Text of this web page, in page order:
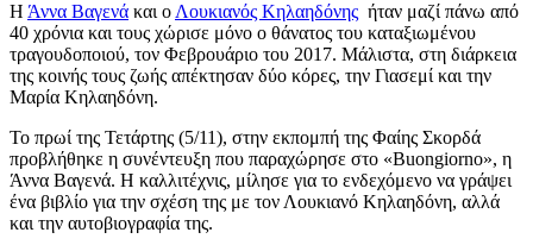
Η Άννα Βαγενά και ο Λουκιανός Κηλαηδόνης ήταν μαζί πάνω από
40 χρόνια και τους χώρισε μόνο ο θάνατος του καταξιωμένου
τραγουδοποιού, τον Φεβρουάριο του 2017. Μάλιστα, στη διάρκεια
της κοινής τους ζωής απέκτησαν δύο κόρες, την Γιασεμί και την
Μαρία Κηλαηδόνη.
Το πρωί της Τετάρτης (5/11), στην εκπομπή της Φαίης Σκορδά
προβλήθηκε η συνέντευξη που παραχώρησε στο «Buongiorno», η
Άννα Βαγενά. Η καλλιτέχνις, μίλησε για το ενδεχόμενο να γράψει
ένα βιβλίο για την σχέση της με τον Λουκιανό Κηλαηδόνη, αλλά
και την αυτοβιογραφία της.